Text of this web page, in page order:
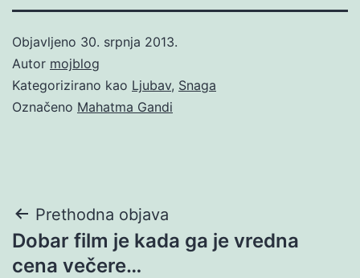
Objavljeno 30. srpnja 2013.
Autor mojblog
Kategorizirano kao Ljubav, Snaga
Označeno Mahatma Gandi
Navigacija
objava
Prethodna objava
Dobar film je kada ga je vredna
cena večere…